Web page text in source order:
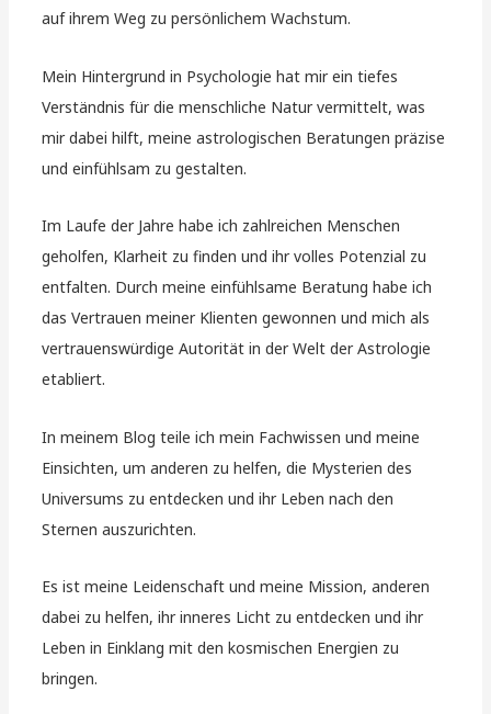
auf ihrem Weg zu persönlichem Wachstum.
Mein Hintergrund in Psychologie hat mir ein tiefes
Verständnis für die menschliche Natur vermittelt, was
mir dabei hilft, meine astrologischen Beratungen präzise
und einfühlsam zu gestalten.
Im Laufe der Jahre habe ich zahlreichen Menschen
geholfen, Klarheit zu finden und ihr volles Potenzial zu
entfalten. Durch meine einfühlsame Beratung habe ich
das Vertrauen meiner Klienten gewonnen und mich als
vertrauenswürdige Autorität in der Welt der Astrologie
etabliert.
In meinem Blog teile ich mein Fachwissen und meine
Einsichten, um anderen zu helfen, die Mysterien des
Universums zu entdecken und ihr Leben nach den
Sternen auszurichten.
Es ist meine Leidenschaft und meine Mission, anderen
dabei zu helfen, ihr inneres Licht zu entdecken und ihr
Leben in Einklang mit den kosmischen Energien zu
bringen.